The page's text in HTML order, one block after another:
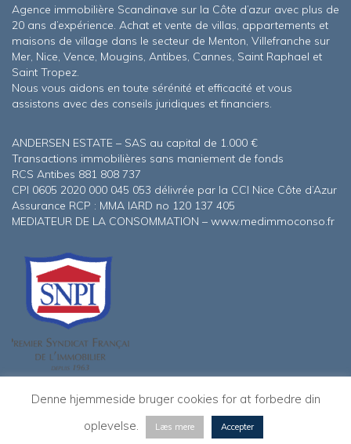
SALG
Agence immobilière Scandinave sur la Côte d’azur avec plus de
20 ans d’expérience. Achat et vente de villas, appartements et
maisons de village dans le secteur de Menton, Villefranche sur
Mer, Nice, Vence, Mougins, Antibes, Cannes, Saint Raphael et
Saint Tropez.
Nous vous aidons en toute sérénité et efficacité et vous
assistons avec des conseils juridiques et financiers.
ANDERSEN ESTATE – SAS au capital de 1.000 €
Transactions immobilières sans maniement de fonds
RCS Antibes 881 808 737
CPI 0605 2020 000 045 053 délivrée par la CCI Nice Côte d’Azur
Assurance RCP : MMA IARD no 120 137 405
MEDIATEUR DE LA CONSOMMATION – www.medimmoconso.fr
© 2020 | ANDERSEN ESTATE SAS
Denne hjemmeside bruger cookies for at forbedre din
oplevelse.
Læs mere Accepter